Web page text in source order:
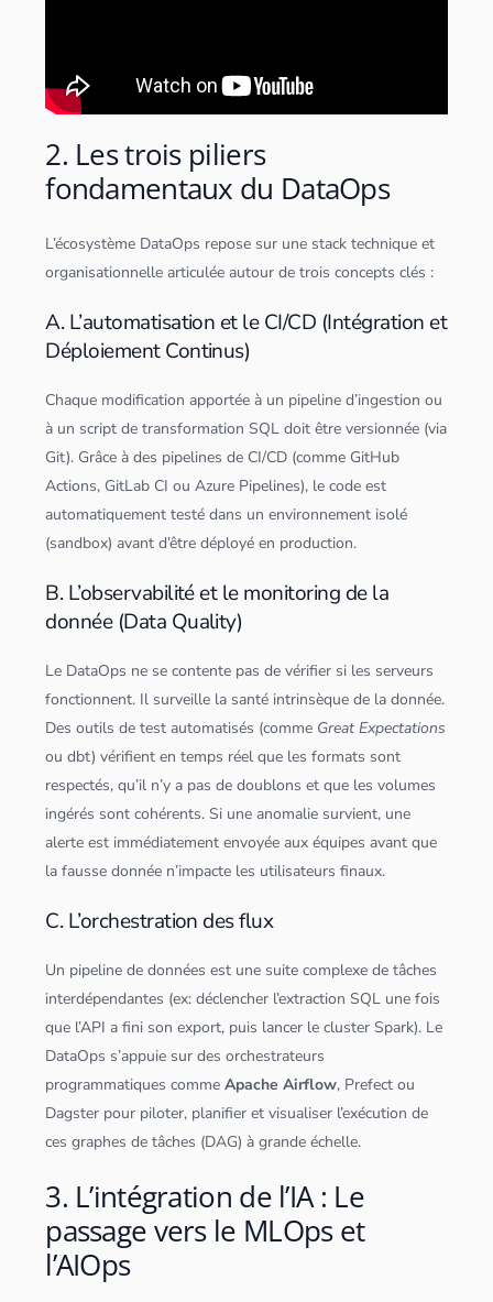
2. Les trois piliers
fondamentaux du DataOps
L’écosystème DataOps repose sur une stack technique et
organisationnelle articulée autour de trois concepts clés :
A. L’automatisation et le CI/CD (Intégration et
Déploiement Continus)
Chaque modification apportée à un pipeline d’ingestion ou
à un script de transformation SQL doit être versionnée (via
Git). Grâce à des pipelines de CI/CD (comme GitHub
Actions, GitLab CI ou Azure Pipelines), le code est
automatiquement testé dans un environnement isolé
(sandbox) avant d’être déployé en production.
B. L’observabilité et le monitoring de la
donnée (Data Quality)
Le DataOps ne se contente pas de vérifier si les serveurs
fonctionnent. Il surveille la santé intrinsèque de la donnée.
Des outils de test automatisés (comme Great Expectations
ou dbt) vérifient en temps réel que les formats sont
respectés, qu’il n’y a pas de doublons et que les volumes
ingérés sont cohérents. Si une anomalie survient, une
alerte est immédiatement envoyée aux équipes avant que
la fausse donnée n’impacte les utilisateurs finaux.
C. L’orchestration des flux
Un pipeline dedonnées est une suite complexe de tâches
interdépendantes (ex: déclencher l’extraction SQL une fois
que l’API a fini son export, puis lancer lecluster Spark). Le
DataOps s’appuie sur des orchestrateurs
programmatiques commeApache Airflow, Prefect ou
Dagster pour piloter, planifier et visualiser l’exécution de
ces graphes de tâches (DAG) à grande échelle.
3. L’intégration de l’IA : Le
passage vers le MLOps et
l’AIOps